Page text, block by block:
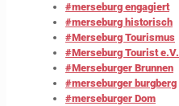
#merseburg engagiert
#merseburg historisch
#Merseburg Tourismus
#Merseburg Tourist e.V.
#Merseburger Brunnen
#merseburger burgberg
#merseburger Dom